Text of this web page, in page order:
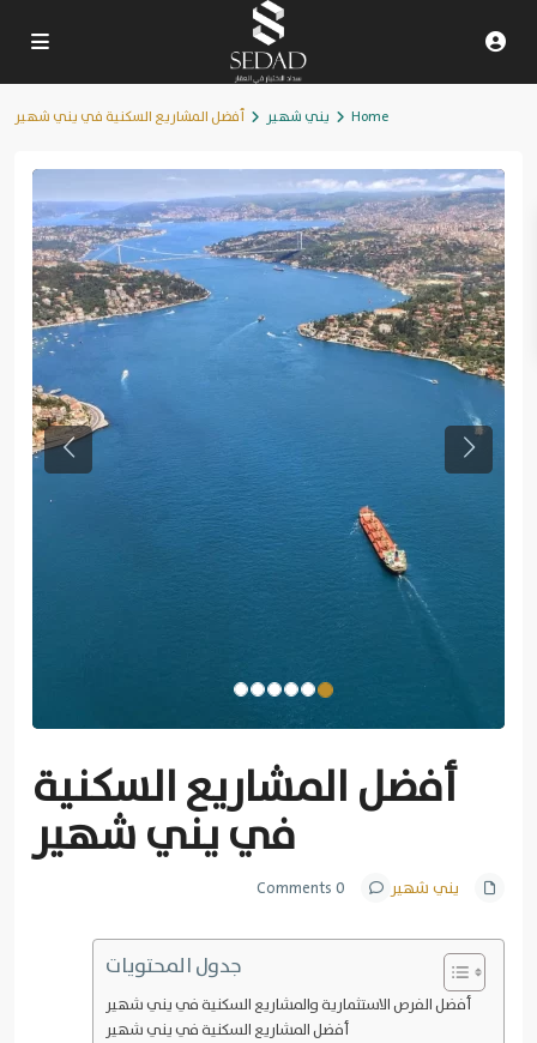
Home يني شهير أفضل المشاريع السكنية في يني شهير
Previous Next
أفضل المشاريع السكنية
في يني شهير
يني شهير
جدول المحتويات
أفضل الفرص الاستثمارية والمشاريع السكنية في يني شهير
أفضل المشاريع السكنية في يني شهير